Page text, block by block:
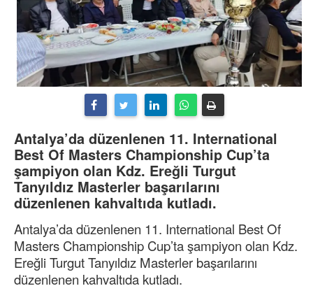
Antalya’da düzenlenen 11. International
Best Of Masters Championship Cup’ta
şampiyon olan Kdz. Ereğli Turgut
Tanyıldız Masterler başarılarını
düzenlenen kahvaltıda kutladı.
Antalya’da düzenlenen 11. International Best Of
Masters Championship Cup’ta şampiyon olan Kdz.
Ereğli Turgut Tanyıldız Masterler başarılarını
düzenlenen kahvaltıda kutladı.